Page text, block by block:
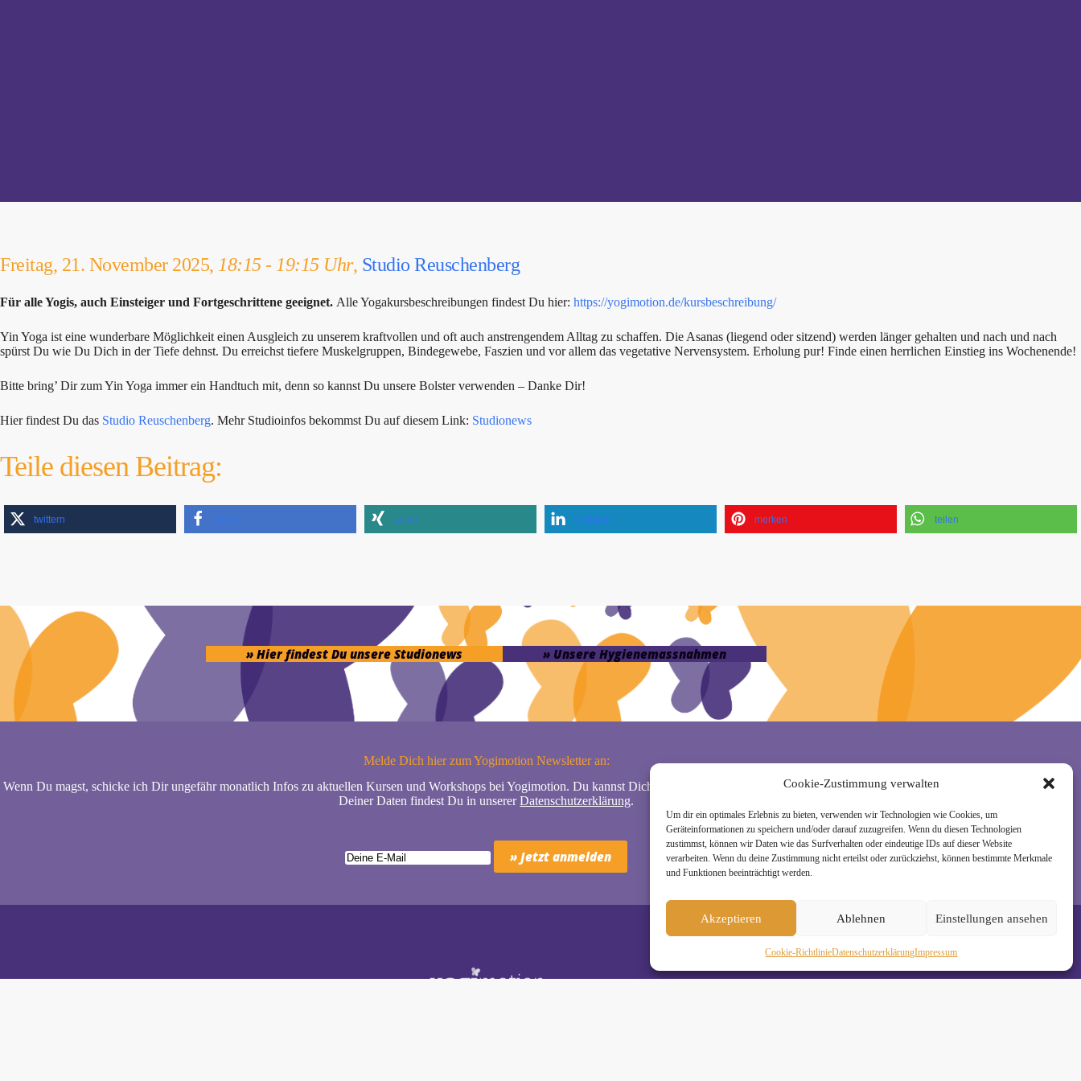
Cookie-Zustimmung verwalten
Um dir ein optimales Erlebnis zu bieten, verwenden wir Technologien wie Cookies, um
Geräteinformationen zu speichern und/oder darauf zuzugreifen. Wenn du diesen Technologien
zustimmst, können wir Daten wie das Surfverhalten oder eindeutige IDs auf dieser Website
verarbeiten. Wenn du deine Zustimmung nicht erteilst oder zurückziehst, können bestimmte Merkmale
und Funktionen beeinträchtigt werden.
Akzeptieren Ablehnen Einstellungen ansehen
Cookie-RichtlinieDaten­schutz­erklä­rungImpressum
Freitag, 21. November 2025, 18:15 - 19:15 Uhr, Studio Reuschenberg
Für alle Yogis, auch Einsteiger und Fortgeschrittene geeignet. Alle Yogakursbeschreibungen findest Du hier: https://yogimotion.de/kursbeschreibung/
Yin Yoga ist eine wunderbare Möglichkeit einen Ausgleich zu unserem kraftvollen und oft auch anstrengendem Alltag zu schaffen. Die Asanas (liegend oder sitzend) werden länger gehalten und nach und nach
spürst Du wie Du Dich in der Tiefe dehnst. Du erreichst tiefere Muskelgruppen, Bindegewebe, Faszien und vor allem das vegetative Nervensystem. Erholung pur! Finde einen herrlichen Einstieg ins Wochenende!
Bitte bring’ Dir zum Yin Yoga immer ein Handtuch mit, denn so kannst Du unsere Bolster verwenden – Danke Dir!
Hier findest Du das Studio Reuschenberg. Mehr Studioinfos bekommst Du auf diesem Link: Studionews
Teile diesen Beitrag:
twittern teilen teilen mitteilen merken teilen
» Hier findest Du unsere Studionews » Unsere Hygienemassnahmen
Melde Dich hier zum Yogimotion Newsletter an:
Wenn Du magst, schicke ich Dir ungefähr monatlich Infos zu aktuellen Kursen und Workshops bei Yogimotion. Du kannst Dich natürlich jederzeit wieder abmelden. Alle Details zur Nutzung
Deiner Daten findest Du in unsererDatenschutzerklärung.